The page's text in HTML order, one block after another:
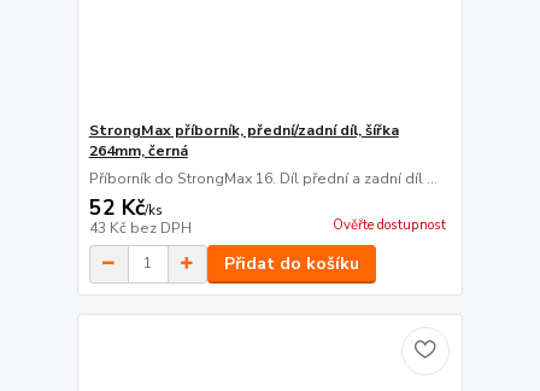
StrongMax příborník, přední/zadní díl, šířka
264mm, černá
Příborník do StrongMax 16. Díl přední a zadní díl ...
52 Kč/ks
43 Kč bez DPH Ověřte dostupnost
Přidat do košíku